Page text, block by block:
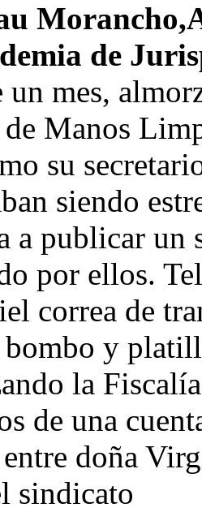
de
un mes,
Manos
su
siendo
a publicar un
por ellos.
correa de
y
la
de una
doña
sindicato